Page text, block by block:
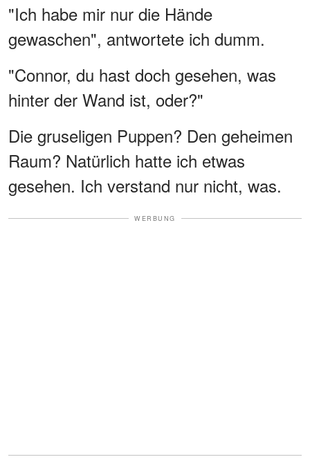
"Ich habe mir nur die Hände
gewaschen", antwortete ich dumm.
"Connor, du hast doch gesehen, was
hinter der Wand ist, oder?"
Die gruseligen Puppen? Den geheimen
Raum? Natürlich hatte ich etwas
gesehen. Ich verstand nur nicht, was.
WERBUNG